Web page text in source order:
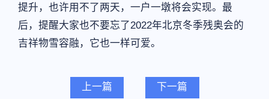
提升，也许用不了两天，一户一墩将会实现。最
后，提醒大家也不要忘了2022年北京冬季残奥会的
吉祥物雪容融，它也一样可爱。
上一篇 下一篇